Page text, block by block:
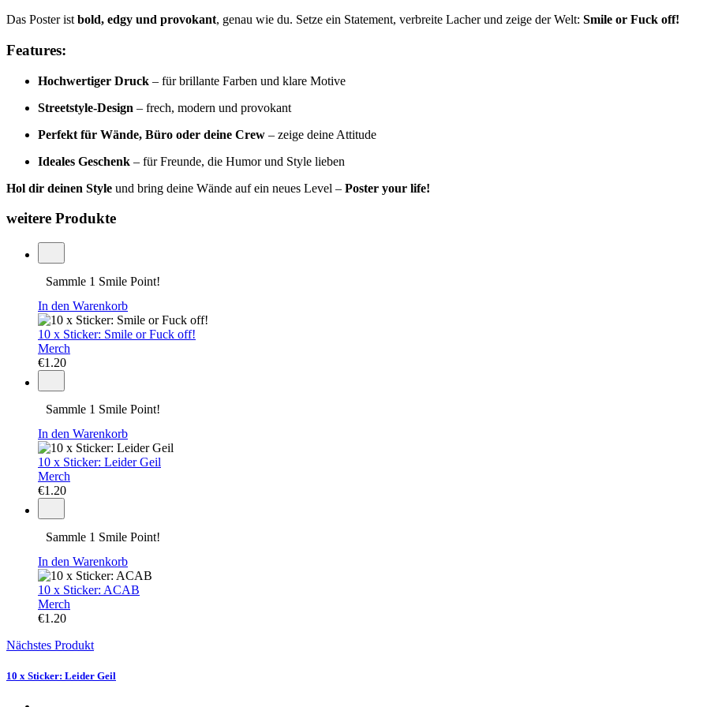
Das Poster ist bold, edgy und provokant, genau wie du. Setze ein Statement, verbreite Lacher und zeige der Welt: Smile or Fuck off!
Features:
Hochwertiger Druck – für brillante Farben und klare Motive
Streetstyle-Design – frech, modern und provokant
Perfekt für Wände, Büro oder deine Crew – zeige deine Attitude
Ideales Geschenk – für Freunde, die Humor und Style lieben
Hol dir deinen Style und bring deine Wände auf ein neues Level – Poster your life!
weitere Produkte
Sammle 1 Smile Point!
In den Warenkorb
10 x Sticker: Smile or Fuck off!
Merch
€1.20
Sammle 1 Smile Point!
In den Warenkorb
10 x Sticker: Leider Geil
Merch
€1.20
Sammle 1 Smile Point!
In den Warenkorb
10 x Sticker: ACAB
Merch
€1.20
Nächstes Produkt
10 x Sticker: Leider Geil